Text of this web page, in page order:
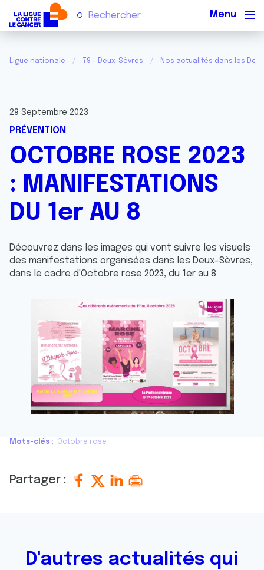
Ligue nationale 79 - Deux-Sèvres Nos actualités dans les
29 Septembre 2023
PRÉVENTION
OCTOBRE ROSE 2023
: MANIFESTATIONS
DU 1er AU 8
Découvrez dans les images qui vont suivre les visuels
des manifestations organisées dans les Deux-Sèvres,
dans le cadre d'Octobre rose 2023, du 1er au 8
Mots-clés Octobre rose
Partager :
D'autres actualités qui